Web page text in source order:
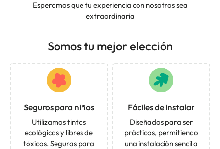
Esperamos que tu experiencia con nosotros sea
extraordinaria
Somos tu mejor elección
Seguros para niños
Utilizamos tintas
ecológicas y libres de
tóxicos. Seguras para
Fáciles de instalar
Diseñados para ser
prácticos, permitiendo
una instalación sencilla